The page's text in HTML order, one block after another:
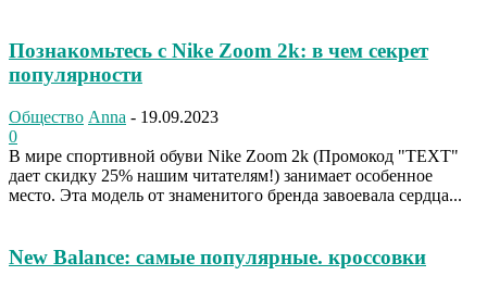
Познакомьтесь с Nike Zoom 2k: в чем секрет
популярности
Общество Anna - 19.09.2023
0
В мире спортивной обуви Nike Zoom 2k (Промокод "TEXT"
дает скидку 25% нашим читателям!) занимает особенное
место. Эта модель от знаменитого бренда завоевала сердца...
New Balance: самые популярные. кроссовки